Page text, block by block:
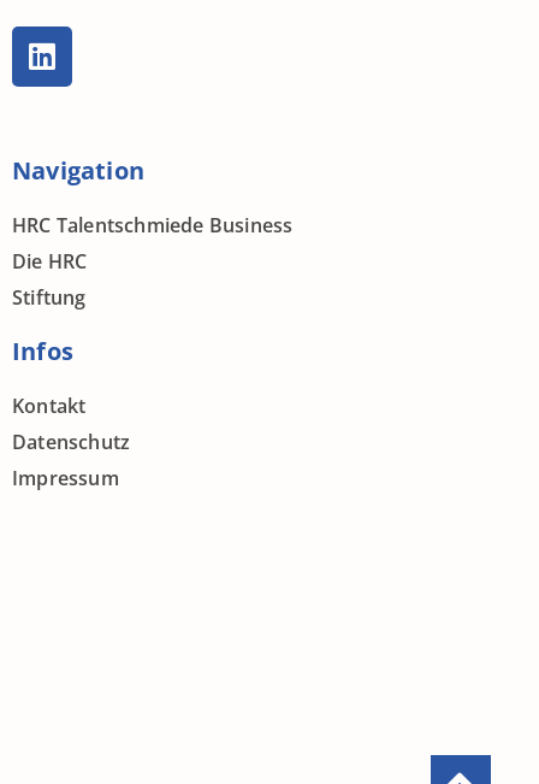
Navigation
HRC Talentschmiede Business
Die HRC
Stiftung
Infos
Kontakt
Datenschutz
Impressum